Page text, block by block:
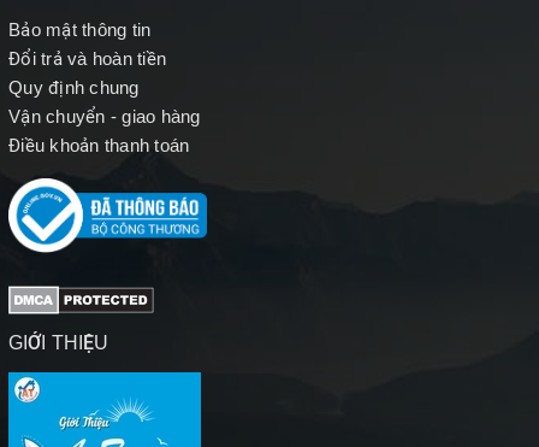
Bảo mật thông tin
Đổi trả và hoàn tiền
Quy định chung
Vận chuyển - giao hàng
Điều khoản thanh toán
GIỚI THIỆU